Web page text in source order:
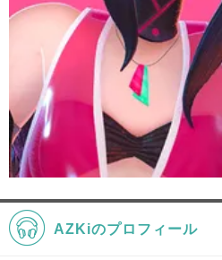
AZKiのプロフィール